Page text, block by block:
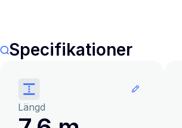
Specifikationer
Längd